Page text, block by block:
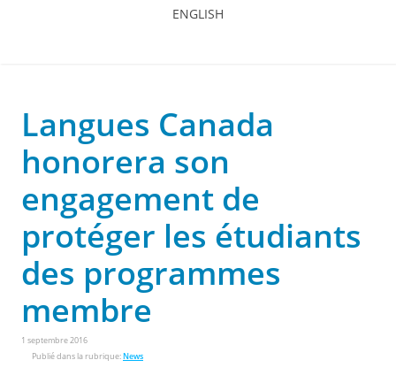
ENGLISH
Langues Canada
honorera son
engagement de
protéger les étudiants
des programmes
membre
1 septembre 2016
Publié dans la rubrique:News